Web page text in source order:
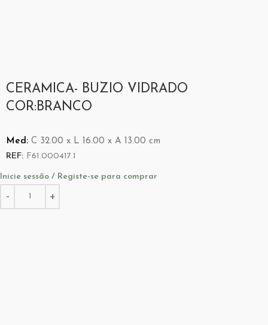
CERAMICA- BUZIO VIDRADO
COR:BRANCO
Med: C 32.00 x L 16.00 x A 13.00 cm
REF: F61.000417.1
Inicie sessão / Registe-se para comprar